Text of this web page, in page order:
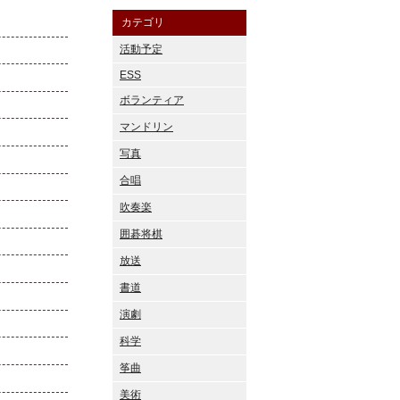
カテゴリ
活動予定
ESS
ボランティア
マンドリン
写真
合唱
吹奏楽
囲碁将棋
放送
書道
演劇
科学
筝曲
美術